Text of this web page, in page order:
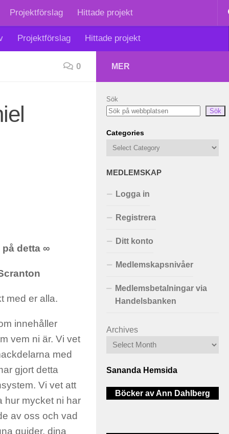
Projektförslag Hittade projekt
Projektförslag Hittade projekt
0
detta ∞
med er alla.
innehåller
vem ni är. Vi vet
med
gjort detta
Vi vet att
hur mycket ni har
av oss och vad
guider, dina
MER
Sök
Sök
Categories
MEDLEMSKAP
Logga in
Registrera
Ditt konto
Medlemskapsnivåer
Medlemsbetalningar via
Handelsbanken
Archives
Sananda Hemsida
Böcker av Ann Dahlberg